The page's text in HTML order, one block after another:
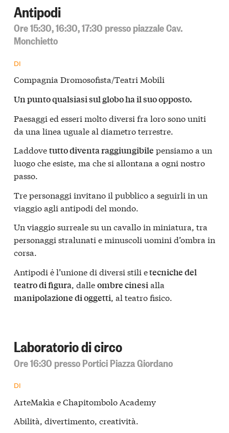
Antipodi
Ore 15:30, 16:30, 17:30 presso piazzale Cav.
Monchietto
DI
Compagnia Dromosofista/Teatri Mobili
Un punto qualsiasi sul globo ha il suo opposto.
Paesaggi ed esseri molto diversi fra loro sono uniti
da una linea uguale al diametro terrestre.
Laddovetutto diventa raggiungibile pensiamo a un
luogo che esiste, ma che si allontana a ogni nostro
passo.
Tre personaggi invitano il pubblico a seguirli in un
viaggio agli antipodi del mondo.
Un viaggio surreale su un cavallo in miniatura, tra
personaggi stralunati e minuscoli uomini d’ombra in
corsa.
Antipodi ė l’unione di diversi stili etecniche del
teatro di figura, dalleombre cinesialla
manipolazione di oggetti, al teatro fisico.
Laboratorio di circo
Ore 16:30 presso Portici Piazza Giordano
DI
ArteMakìa e Chapitombolo Academy
Abilità, divertimento, creatività.